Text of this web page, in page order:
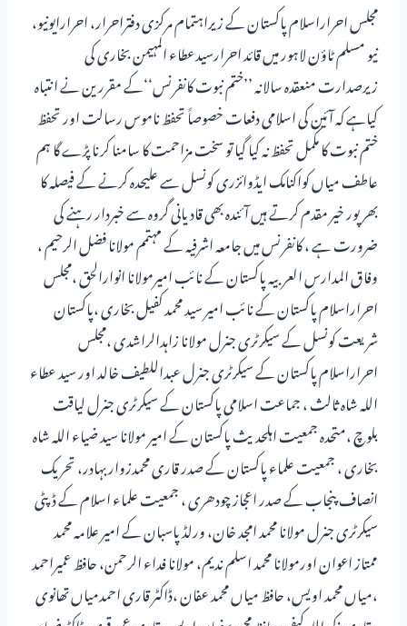
مجلس احراراسلام پاکستان کے زیراہتمام مرکزی دفتراحرار، احرارایونیو،
نیو مسلم ٹاؤن لاہور میں قائد احرارسیدعطاء المہیمن بخاری کی
زیرصدارت منعقدہ سالانہ ’’ختم نبوت کانفرنس‘‘کے مقررین نے انتباہ
کیاہے کہ آئین کی اسلامی دفعات خصوصاً تحفظ ناموس رسالت اور تحفظ
ختم نبوت کا مکمل تحفظ نہ کیا گیا تو سخت مزاحمت کا سامنا کرنا پڑے گا ہم
عاطف میاں کواکنامک ایڈوائزری کونسل سے علیحدہ کرنے کے فیصلہ کا
بھرپور خیر مقدم کرتے ہیں آئندہ بھی قادیانی گروہ سے خبردار رہنے کی
ضرورت ہے ، کانفرنس میں جامعہ اشرفیہ کے مہتمم مولانا فضل الرحیم ،
وفاق المدارس العربیہ پاکستان کے نائب امیرمولانا انوارالحق ،مجلس
احراراسلام پاکستان کے نائب امیر سید محمد کفیل بخاری ،پاکستان
شریعت کونسل کے سیکرٹری جنرل مولانا زاہدالراشدی ،مجلس
احراراسلام پاکستان کے سیکرٹری جنرل عبداللطیف خالد اور سید عطاء
اللہ شاہ ثالث ، جماعت اسلامی پاکستان کے سیکرٹری جنرل لیاقت
بلوچ ،متحدہ جمعیت اہلحدیث پاکستان کے امیر مولانا سید ضیاء اللہ شاہ
بخاری ، جمعیت علماء پاکستان کے صدر قاری محمدزوار بہادر، تحریک
انصاف پنجاب کے صدر اعجاز چودھری ، جمعیت علماء اسلام کے ڈپٹی
سیکرٹری جنرل مولانا محمد امجد خان، ورلڈپاسبان کے امیر علامہ محمد
ممتاز اعوان اورمولانا محمد اسلم ندیم، مولانا فداء الرحمن، حافظ عمیراحمد
،میاں محمد اویس، حافظ میاں محمد عفان ،ڈاکٹر قاری احمدمیاں تھانوی